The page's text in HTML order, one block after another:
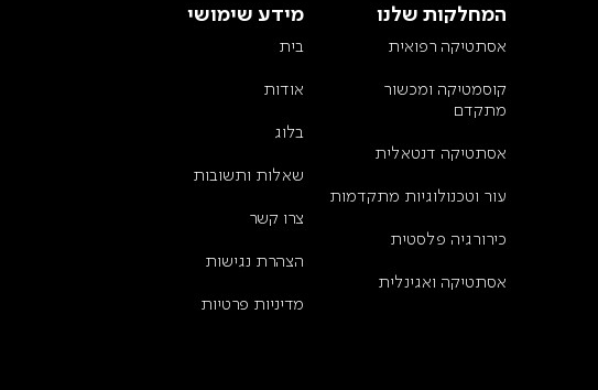
המחלקות שלנו
אסתטיקה רפואית
קוסמטיקה ומכשור
מתקדם
אסתטיקה דנטאלית
עור וטכנולוגיות מתקדמות
כירורגיה פלסטית
אסתטיקה ואגינלית
מידע שימושי
בית
אודות
בלוג
שאלות ותשובות
צרו קשר
הצהרת נגישות
מדיניות פרטיות